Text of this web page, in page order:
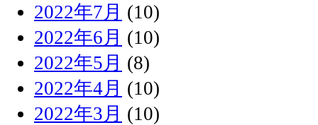
2022年7月 (10)
2022年6月 (10)
2022年5月 (8)
2022年4月 (10)
2022年3月 (10)